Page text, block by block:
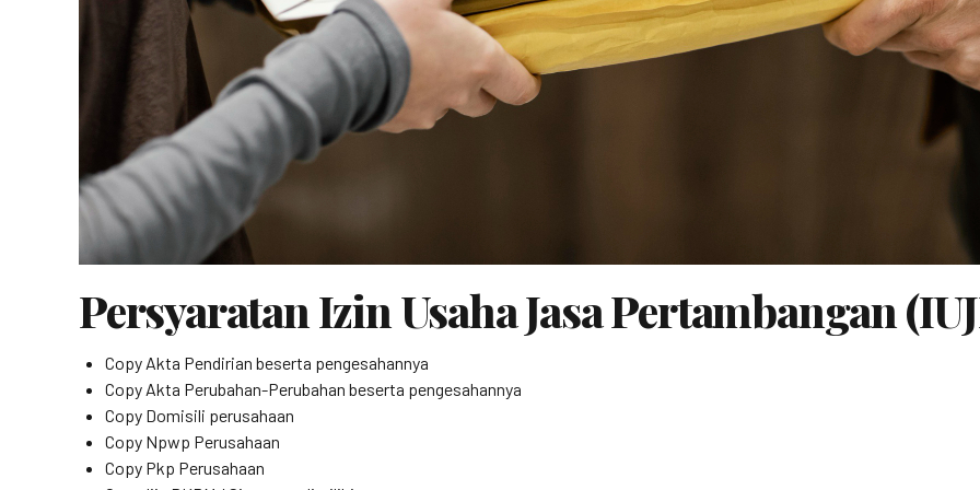
Persyaratan Izin Usaha Jasa Pertambangan
Copy Akta Pendirian beserta pengesahannya
Copy Akta Perubahan-Perubahan beserta pengesahannya
Copy Domisili perusahaan
Copy Npwp Perusahaan
Copy Pkp Perusahaan